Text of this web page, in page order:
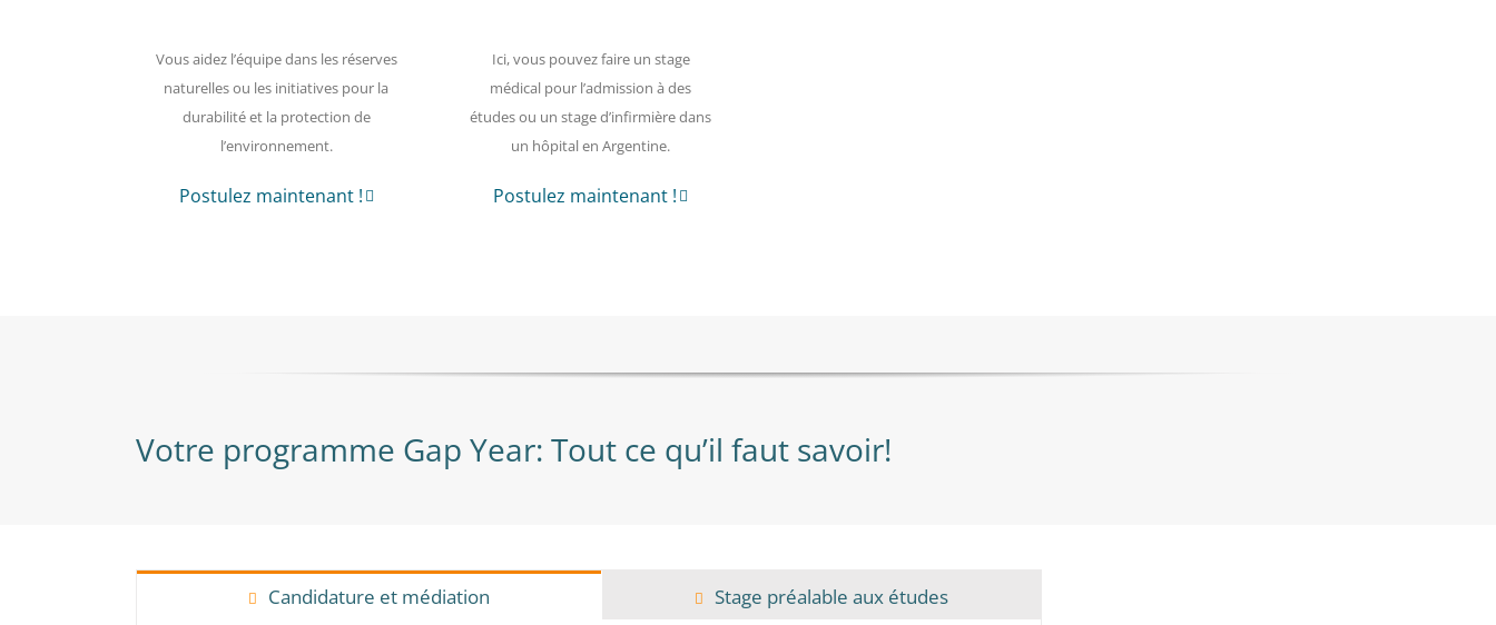
Vous aidez l’équipe dans les réserves
naturelles ou les initiatives pour la
durabilité et la protection de
l’environnement.
Postulez maintenant !
Ici, vous pouvez faire un stage
médical pour l’admission à des
études ou un stage d’infirmière dans
un hôpital en Argentine.
Postulez maintenant !
Votre programme Gap Year: Tout ce qu’il faut savoir!
Candidature et médiation Stage préalable aux études